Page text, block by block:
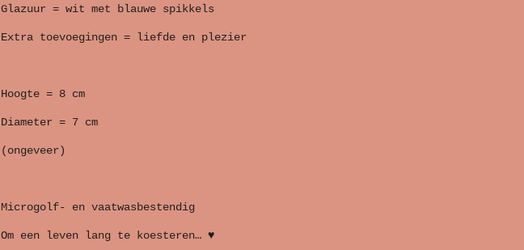
Glazuur = wit met blauwe spikkels
Extra toevoegingen = liefde en plezier
Hoogte = 8 cm
Diameter = 7 cm
(ongeveer)
Microgolf- en vaatwasbestendig
Om een leven lang te koesteren… ♥